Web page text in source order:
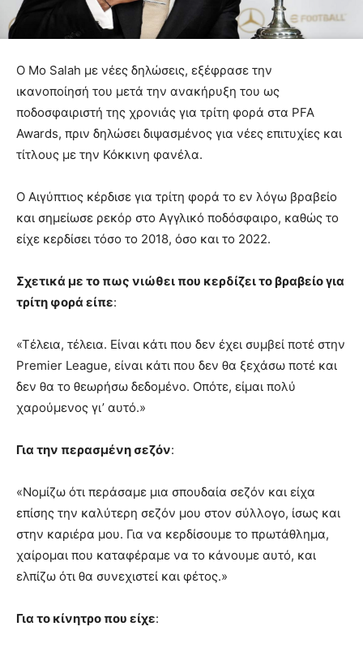
Ο Mo Salah με νέες δηλώσεις, εξέφρασε την
ικανοποίησή του μετά την ανακήρυξη του ως
ποδοσφαιριστή της χρονιάς για τρίτη φορά στα PFA
Awards, πριν δηλώσει διψασμένος για νέες επιτυχίες και
τίτλους με την Κόκκινη φανέλα.
Ο Αιγύπτιος κέρδισε για τρίτη φορά το εν λόγω βραβείο
και σημείωσε ρεκόρ στο Αγγλικό ποδόσφαιρο, καθώς το
είχε κερδίσει τόσο το 2018, όσο και το 2022.
Σχετικά με το πως νιώθει που κερδίζει το βραβείο για
τρίτη φορά είπε:
«Τέλεια, τέλεια. Είναι κάτι που δεν έχει συμβεί ποτέ στην
Premier League, είναι κάτι που δεν θα ξεχάσω ποτέ και
δεν θα το θεωρήσω δεδομένο. Οπότε, είμαι πολύ
χαρούμενος γι’ αυτό.»
Για την περασμένη σεζόν:
«Νομίζω ότι περάσαμε μια σπουδαία σεζόν και είχα
επίσης την καλύτερη σεζόν μου στον σύλλογο, ίσως και
στην καριέρα μου. Για να κερδίσουμε το πρωτάθλημα,
χαίρομαι που καταφέραμε να το κάνουμε αυτό, και
ελπίζω ότι θα συνεχιστεί και φέτος.»
Για το κίνητρο που είχε: